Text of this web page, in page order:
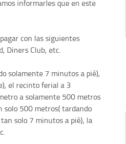
informarles que en este
con las siguientes
Diners Club, etc.
solamente 7 minutos a pié),
el recinto ferial a 3
a solamente 500 metros
solo 500 metros( tardando
solo 7 minutos a pié), la